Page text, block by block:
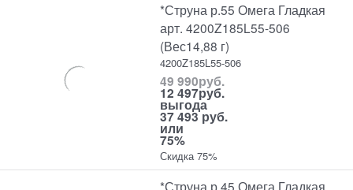
*Струна р.55 Омега Гладкая
арт. 4200Z185L55-506
(Вес14,88 г)
4200Z185L55-506
49 990руб.
12 497руб.
выгода
37 493 руб.
или
75%
Скидка 75%
*Струна р.45 Омега Гладкая